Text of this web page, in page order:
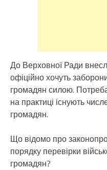
До Верховної Ради
офіційно хочуть
громадян силою.
на практиці існують
громадян.
Що відомо про
порядку перевірки
громадян?